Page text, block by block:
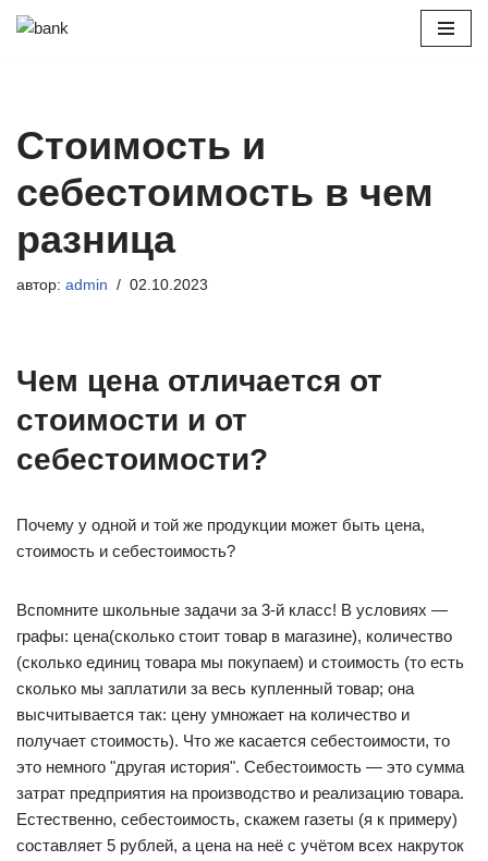
Стоимость и
себестоимость в чем
разница
автор: admin 02.10.2023
Чем цена отличается от
стоимости и от
себестоимости?
Почему у одной и той же продукции может быть цена,
стоимость и себестоимость?
Вспомните школьные задачи за 3-й класс! В условиях —
графы: цена(сколько стоит товар в магазине), количество
(сколько единиц товара мы покупаем) и стоимость (то есть
сколько мы заплатили за весь купленный товар; она
высчитывается так: цену умножает на количество и
получает стоимость). Что же касается себестоимости, то
это немного "другая история". Себестоимость — это сумма
затрат предприятия на производство и реализацию товара.
Естественно, себестоимость, скажем газеты (я к примеру)
составляет 5 рублей, а цена на неё с учётом всех накруток